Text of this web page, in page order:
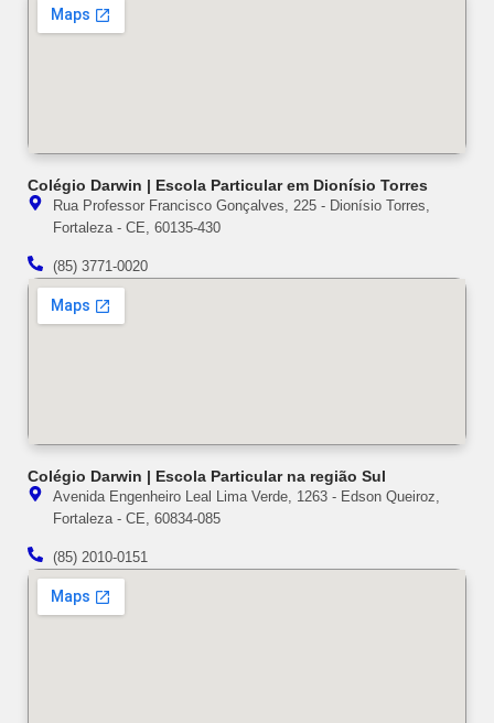
Colégio Darwin | Escola Particular em Dionísio Torres
Rua Professor Francisco Gonçalves, 225 - Dionísio Torres,
Fortaleza - CE, 60135-430
(85) 3771-0020
Colégio Darwin | Escola Particular na região Sul
Avenida Engenheiro Leal Lima Verde, 1263 - Edson Queiroz,
Fortaleza - CE, 60834-085
(85) 2010-0151